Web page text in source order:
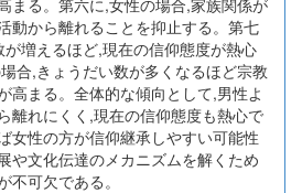
まる。第六に,女性の場合,家族関係が
動から離れることを抑止する。第七
増えるほど,現在の信仰態度が熱心
合,きょうだい数が多くなるほど宗教
高まる。全体的な傾向として,男性よ
離れにくく,現在の信仰態度も熱心で
女性の方が信仰継承しやすい可能性
や文化伝達のメカニズムを解くため
不可欠である。